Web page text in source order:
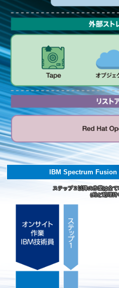
IBM Spectrum Fusion
ステップ２以降の作業は全
（殆ど処理待